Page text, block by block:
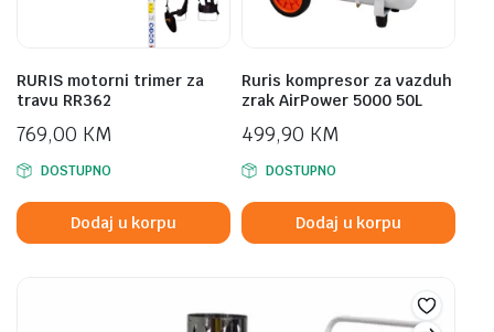
RURIS motorni trimer za
travu RR362
769,00 KM
DOSTUPNO
Dodaj u korpu
Ruris kompresor za vazduh
zrak AirPower 5000 50L
499,90 KM
DOSTUPNO
Dodaj u korpu